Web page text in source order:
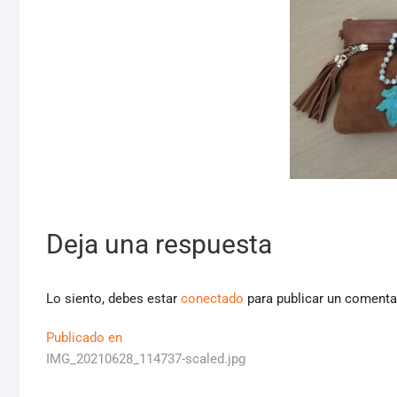
Deja una respuesta
Lo siento, debes estar conectado para publicar un
Navegación
de
Publicado en
IMG_20210628_114737-scaled.jpg